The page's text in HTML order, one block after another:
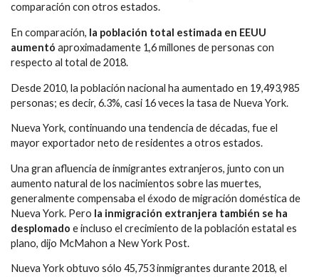
comparación con otros estados.
En comparación, la población total estimada en EEUU
aumentó aproximadamente 1,6 millones de personas con
respecto al total de 2018.
Desde 2010, la población nacional ha aumentado en 19,493,985
personas; es decir, 6.3%, casi 16 veces la tasa de Nueva York.
Nueva York, continuando una tendencia de décadas, fue el
mayor exportador neto de residentes a otros estados.
Una gran afluencia de inmigrantes extranjeros, junto con un
aumento natural de los nacimientos sobre las muertes,
generalmente compensaba el éxodo de migración doméstica de
Nueva York. Pero la inmigración extranjera también se ha
desplomado e incluso el crecimiento de la población estatal es
plano, dijo McMahon a New York Post.
Nueva York obtuvo sólo 45,753 inmigrantes durante 2018, el